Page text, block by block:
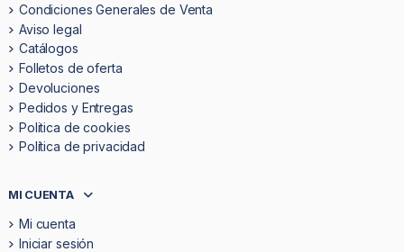
Condiciones Generales de Venta
Aviso legal
Catálogos
Folletos de oferta
Devoluciones
Pedidos y Entregas
Politica de cookies
Política de privacidad
MI CUENTA
Mi cuenta
Iniciar sesión